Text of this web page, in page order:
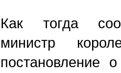
Как тогда
министр
постановление